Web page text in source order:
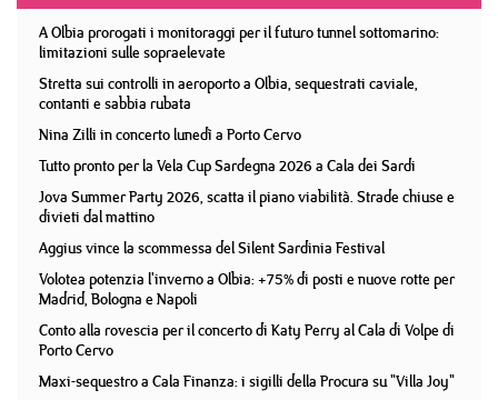
A Olbia prorogati i monitoraggi per il futuro tunnel sottomarino:
limitazioni sulle sopraelevate
Stretta sui controlli in aeroporto a Olbia, sequestrati caviale,
contanti e sabbia rubata
Nina Zilli in concerto lunedì a Porto Cervo
Tutto pronto per la Vela Cup Sardegna 2026 a Cala dei Sardi
Jova Summer Party 2026, scatta il piano viabilità. Strade chiuse e
divieti dal mattino
Aggius vince la scommessa del Silent Sardinia Festival
Volotea potenzia l'inverno a Olbia: +75% di posti e nuove rotte per
Madrid, Bologna e Napoli
Conto alla rovescia per il concerto di Katy Perry al Cala di Volpe di
Porto Cervo
Maxi-sequestro a Cala Finanza: i sigilli della Procura su "Villa Joy"